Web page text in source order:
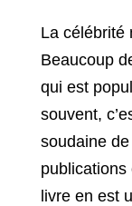
La célébrité
Beaucoup
qui est
souvent,
soudaine
livre en est